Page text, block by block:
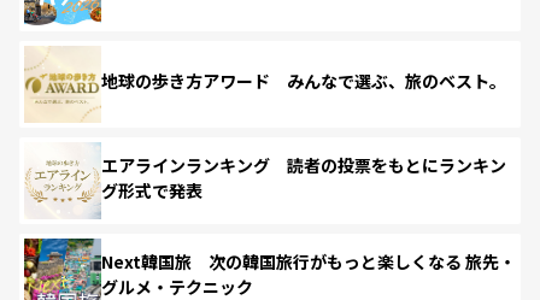
地球の歩き方アワード みんなで選ぶ、旅のベスト。
エアラインランキング 読者の投票をもとにランキン
グ形式で発表
Next韓国旅 次の韓国旅行がもっと楽しくなる 旅先・
グルメ・テクニック